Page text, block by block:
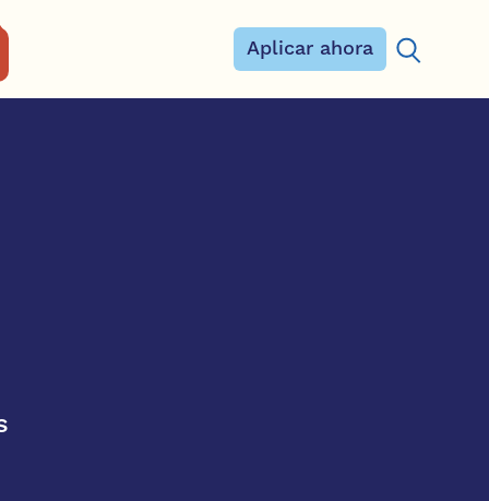
Aplicar ahora
Buscar: